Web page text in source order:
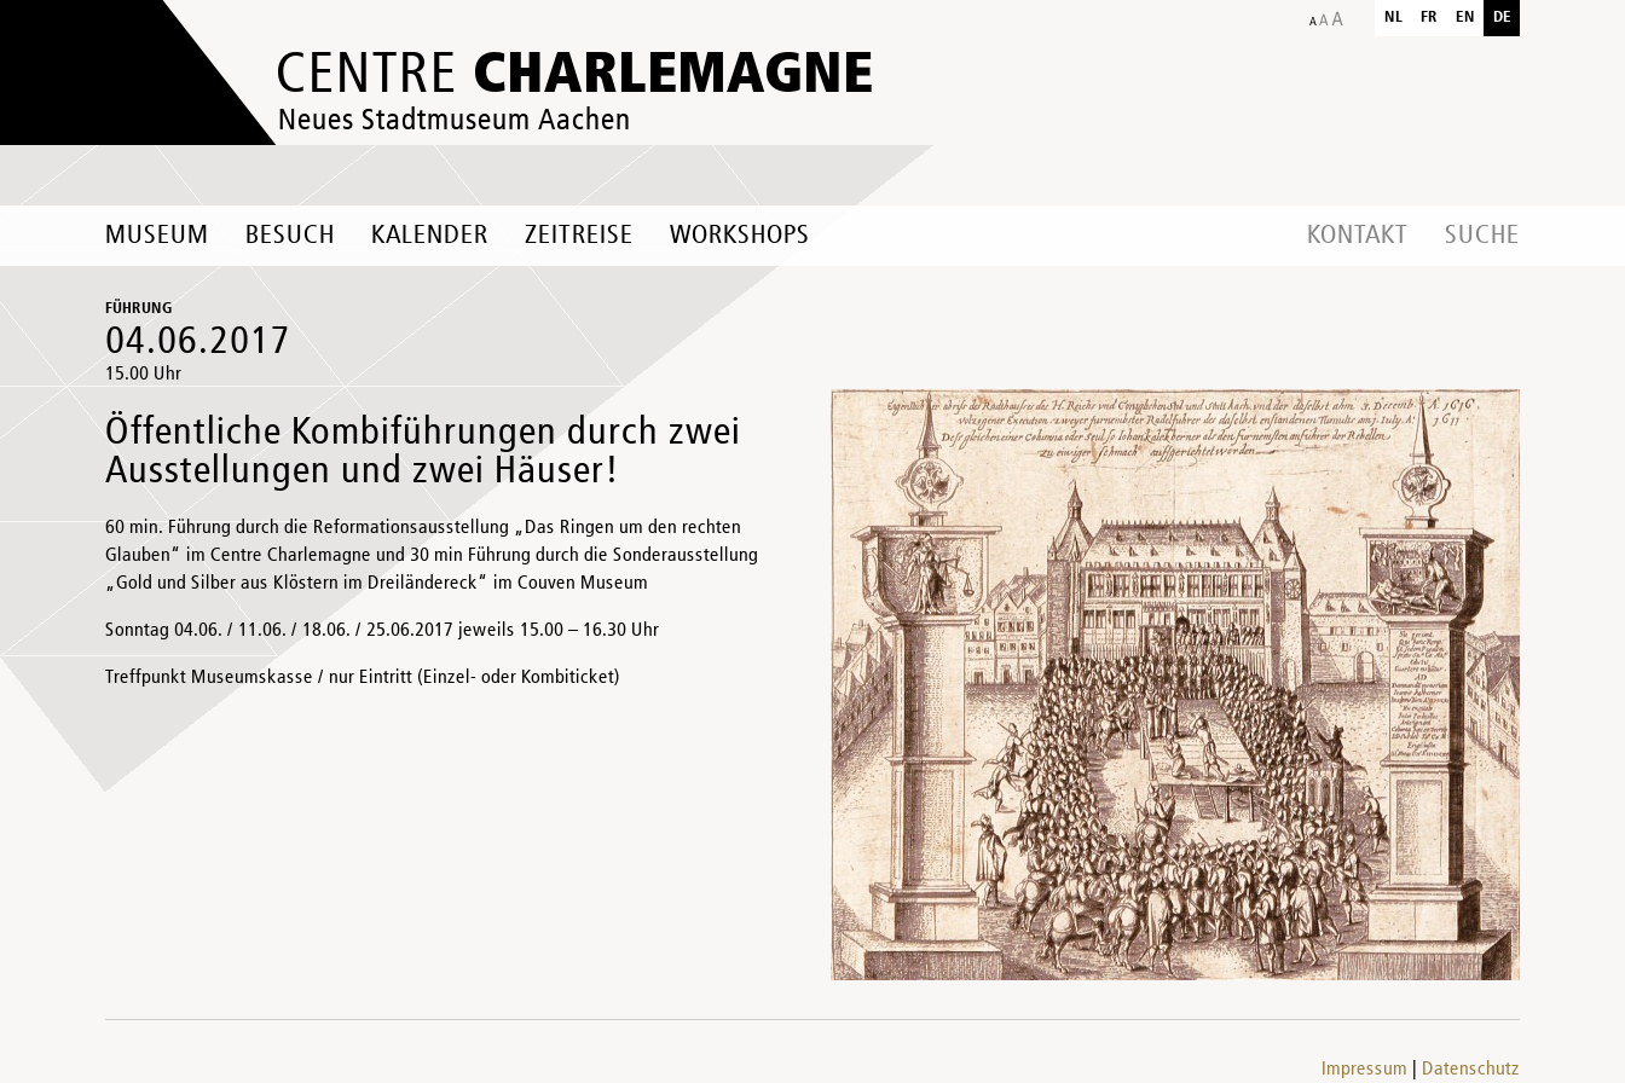
CENTRE CHARLEMAGNE
Neues Stadtmuseum Aachen
NL FR EN DE
MUSEUM BESUCH KALENDER ZEITREISE WORKSHOPS KONTAKT SUCHE
FÜHRUNG
04.06.2017
15.00 Uhr
Öffentliche Kombiführungen durch zwei
Ausstellungen und zwei Häuser!
60 min. Führung durch die Reformationsausstellung „Das Ringen um den rechten
Glauben“ im Centre Charlemagne und 30 min Führung durch die Sonderausstellung
„Gold und Silber aus Klöstern im Dreiländereck“ im Couven Museum
Sonntag 04.06. / 11.06. / 18.06. / 25.06.2017 jeweils 15.00 – 16.30 Uhr
Treffpunkt Museumskasse / nur Eintritt (Einzel- oder Kombiticket)
Impressum Datenschutz